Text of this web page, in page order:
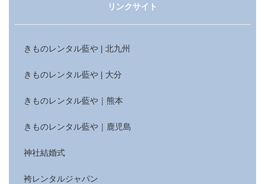
リンクサイト
きものレンタル藍や | 北九州
きものレンタル藍や | 大分
きものレンタル藍や｜熊本
きものレンタル藍や｜鹿児島
神社結婚式
袴レンタルジャパン